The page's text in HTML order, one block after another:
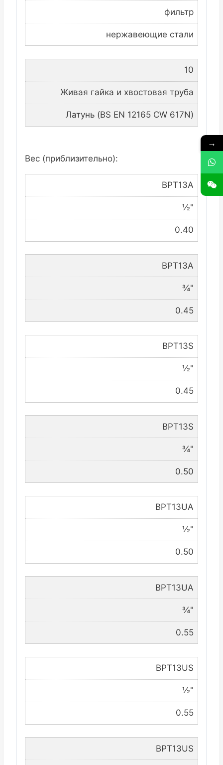
фильтр
нержавеющие стали
10
Живая гайка и хвостовая труба
Латунь (BS EN 12165 CW 617N)
Вес (приблизительно):
BPT13A
½"
0.40
BPT13A
¾"
0.45
BPT13S
½"
0.45
BPT13S
¾"
0.50
BPT13UA
½"
0.50
BPT13UA
¾"
0.55
BPT13US
½"
0.55
BPT13US
→